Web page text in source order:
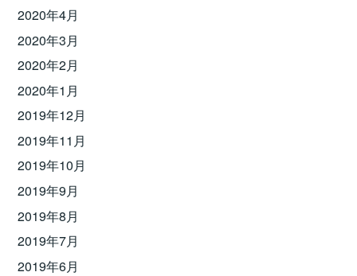
2020年4月
2020年3月
2020年2月
2020年1月
2019年12月
2019年11月
2019年10月
2019年9月
2019年8月
2019年7月
2019年6月